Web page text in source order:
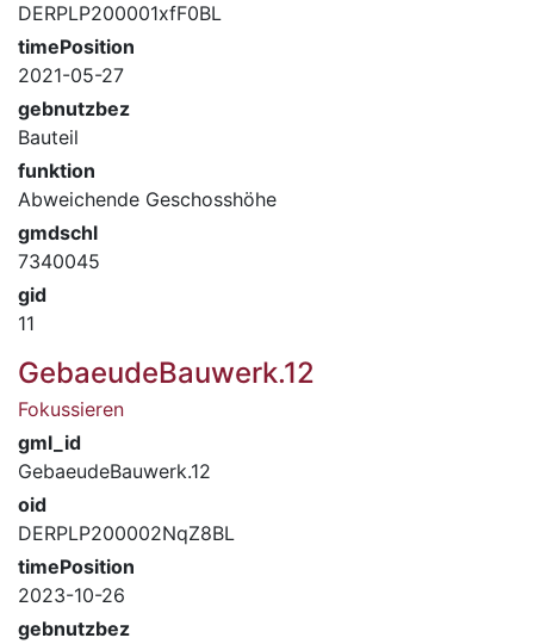
DERPLP200001xfF0BL
timePosition
2021-05-27
gebnutzbez
Bauteil
funktion
Abweichende Geschosshöhe
gmdschl
7340045
gid
11
GebaeudeBauwerk.12
Fokussieren
gml_id
GebaeudeBauwerk.12
oid
DERPLP200002NqZ8BL
timePosition
2023-10-26
gebnutzbez